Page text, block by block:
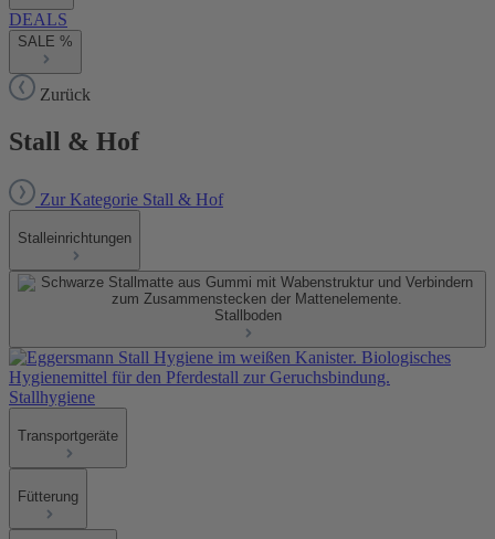
DEALS
SALE %
Zurück
Stall & Hof
Zur Kategorie Stall & Hof
Stalleinrichtungen
Stallboden
Stallhygiene
Transportgeräte
Fütterung